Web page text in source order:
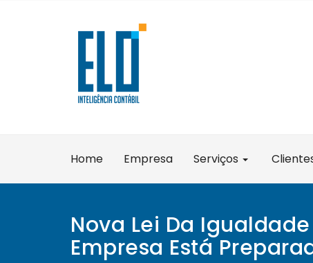
Home Empresa Serviços
Nova Lei Da
Empresa Está